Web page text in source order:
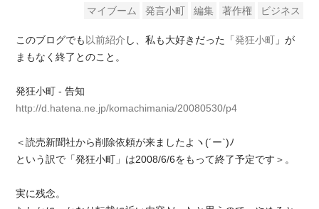
マイブーム 発言小町 編集 著作権 ビジネス
このブログでも 以前紹介 し、私も大好きだった「発狂小町 」が
まもなく終了とのこと。
発狂小町 - 告知
http://d.hatena.ne.jp/komachimania/20080530/p4
＜読売新聞社から削除依頼が来ましたよヽ(´ー`)ﾉ
という訳で「発狂小町」は2008/6/6をもって終了予定です＞。
実に残念。